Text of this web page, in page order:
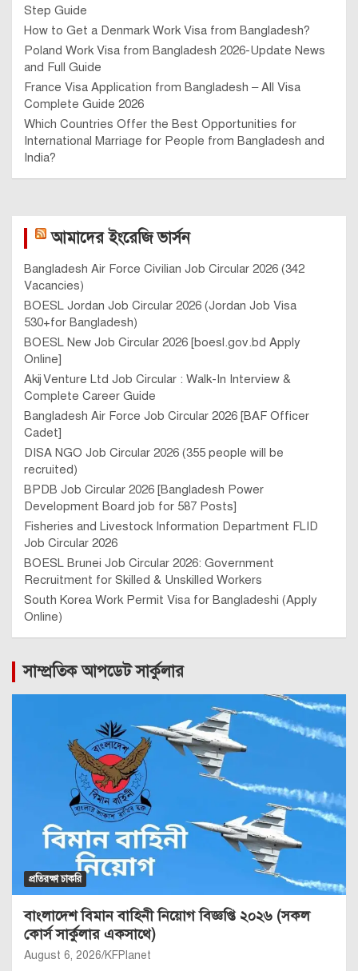
Step Guide
How to Get a Denmark Work Visa from Bangladesh?
Poland Work Visa from Bangladesh 2026-Update News
and Full Guide
France Visa Application from Bangladesh – All Visa
Complete Guide 2026
Which Countries Offer the Best Opportunities for
International Marriage for People from Bangladesh and
India?
আমাদের ইংরেজি ভার্সন
Bangladesh Air Force Civilian Job Circular 2026 (342
Vacancies)
BOESL Jordan Job Circular 2026 (Jordan Job Visa
530+for Bangladesh)
BOESL New Job Circular 2026 [boesl.gov.bd Apply
Online]
Akij Venture Ltd Job Circular : Walk-In Interview &
Complete Career Guide
Bangladesh Air Force Job Circular 2026 [BAF Officer
Cadet]
DISA NGO Job Circular 2026 (355 people will be
recruited)
BPDB Job Circular 2026 [Bangladesh Power
Development Board job for 587 Posts]
Fisheries and Livestock Information Department FLID
Job Circular 2026
BOESL Brunei Job Circular 2026: Government
Recruitment for Skilled & Unskilled Workers
South Korea Work Permit Visa for Bangladeshi (Apply
Online)
সাম্প্রতিক আপডেট সার্কুলার
প্রতিরক্ষা চাকরি
বাংলাদেশ বিমান বাহিনী নিয়োগ বিজ্ঞপ্তি ২০২৬ (সকল
কোর্স সার্কুলার একসাথে)
August 6, 2026 KFPlanet